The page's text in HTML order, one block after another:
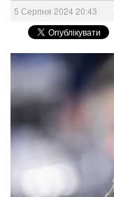
5 Серпня 2024 20:43